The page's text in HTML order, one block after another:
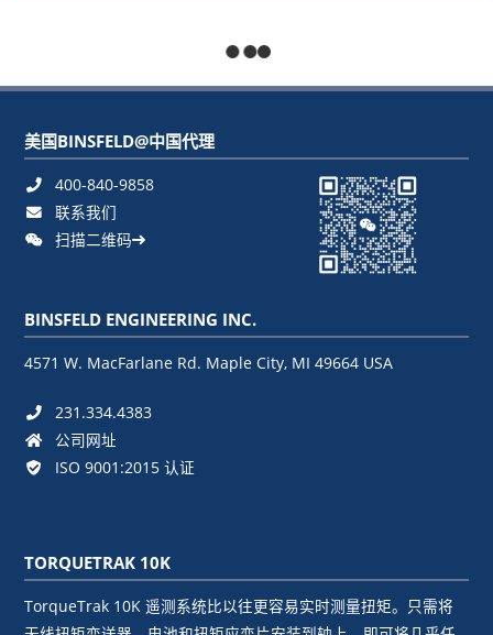
No more articles to load
美国BINSFELD@中国代理
联系我们
扫描二维码
BINSFELD ENGINEERING INC.
4571 W. MacFarlane Rd. Maple City, MI 49664 USA
公司网址
ISO 9001:2015 认证
TORQUETRAK 10K
TorqueTrak 10K 遥测系统比以往更容易实时测量扭矩。只需将